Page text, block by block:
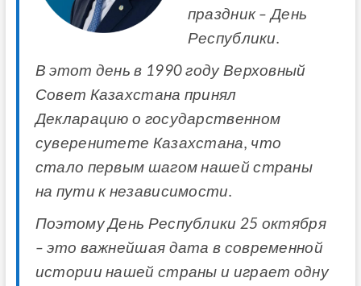
праздник – День
Республики.
В этот день в 1990 году Верховный
Совет Казахстана принял
Декларацию о государственном
суверенитете Казахстана, что
стало первым шагом нашей страны
на пути к независимости.
Поэтому День Республики 25 октября
– это важнейшая дата в современной
истории нашей страны и играет одну